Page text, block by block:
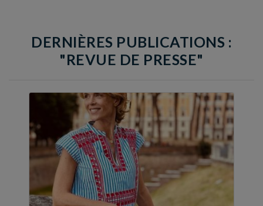
DERNIÈRES PUBLICATIONS :
"REVUE DE PRESSE"